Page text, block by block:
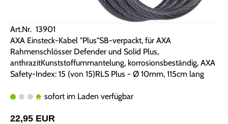
Art.Nr. 13901
AXA Einsteck-Kabel "Plus"SB-verpackt, für AXA
Rahmenschlösser Defender und Solid Plus,
anthrazitKunststoffummantelung, korrosionsbeständig, AXA
Safety-Index: 15 (von 15)RLS Plus - Ø 10mm, 115cm lang
sofort im Laden verfügbar
22,95 EUR